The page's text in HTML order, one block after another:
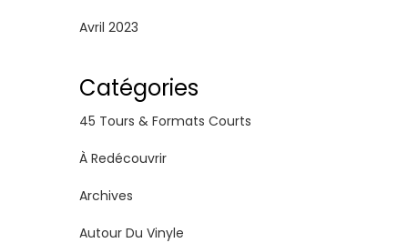
Avril 2023
Catégories
45 Tours & Formats Courts
À Redécouvrir
Archives
Autour Du Vinyle